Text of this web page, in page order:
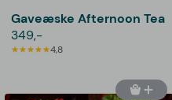
Gaveæske Afternoon Tea
349,-
4,8